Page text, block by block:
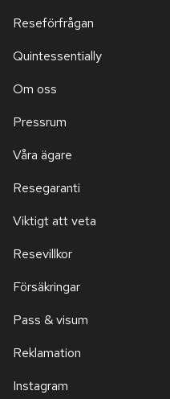
Reseförfrågan
Quintessentially
Om oss
Pressrum
Våra ägare
Resegaranti
Viktigt att veta
Resevillkor
Försäkringar
Pass & visum
Reklamation
Instagram